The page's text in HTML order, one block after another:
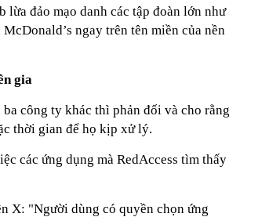
đảo mạo danh các tập đoàn lớn như
ngay trên tên miền của nền
gia
công ty khác thì phản đối và cho rằng
thời gian để họ kịp xử lý.
các ứng dụng mà RedAccess tìm thấy
X: "Người dùng có quyền chọn ứng